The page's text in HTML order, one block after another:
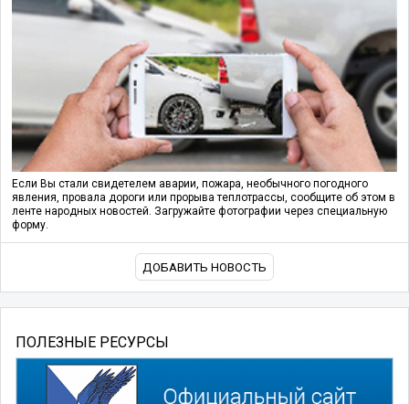
Если Вы стали свидетелем аварии, пожара, необычного погодного
явления, провала дороги или прорыва теплотрассы, сообщите об этом в
ленте народных новостей. Загружайте фотографии через специальную
форму.
ДОБАВИТЬ НОВОСТЬ
ПОЛЕЗНЫЕ РЕСУРСЫ